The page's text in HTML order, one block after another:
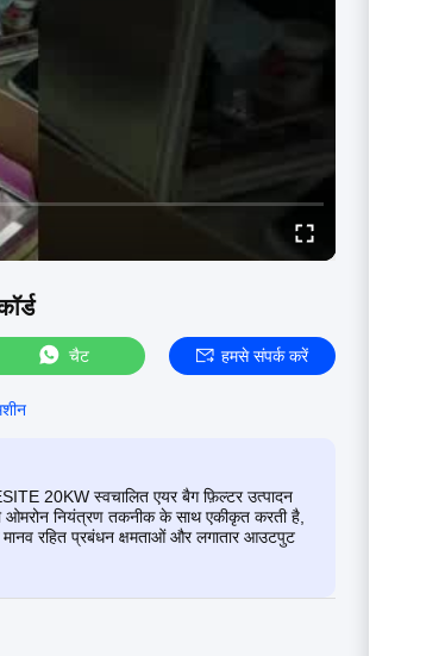
चैट हमसे संपर्क करें
20KW स्वचालित एयर बैग फ़िल्टर उत्पादन
ओमरोन नियंत्रण तकनीक के साथ एकीकृत करती है,
मानव रहित प्रबंधन क्षमताओं और लगातार आउटपुट